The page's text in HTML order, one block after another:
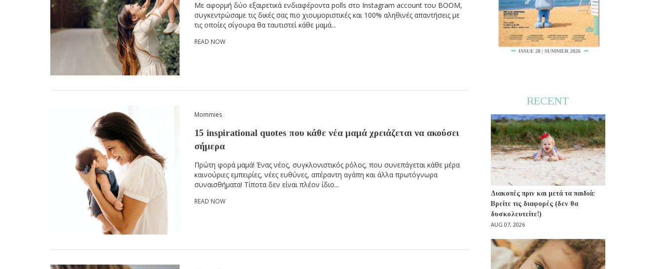
Με αφορμή δύο εξαιρετικά ενδιαφέροντα polls στο Instagram account του BOOM,
συγκεντρώσαμε τις δικές σας πιο χιουμοριστικές και 100% αληθινές απαντήσεις με
τις οποίες σίγουρα θα ταυτιστεί κάθε μαμά...
READ NOW
Mommies
15 inspirational quotes που κάθε νέα μαμά χρειάζεται να ακούσει
σήμερα
Πρώτη φορά μαμά! Ένας νέος, συγκλονιστικός ρόλος, που συνεπάγεται κάθε μέρα
καινούριες εμπειρίες, νέες ευθύνες, απέραντη αγάπη και άλλα πρωτόγνωρα
συναισθήματα! Τίποτα δεν είναι πλέον ίδιο...
READ NOW
RECENT
Διακοπές πριν και μετά τα παιδιά:
Βρείτε τις διαφορές (δεν θα
δυσκολευτείτε!)
AUG 07, 2026